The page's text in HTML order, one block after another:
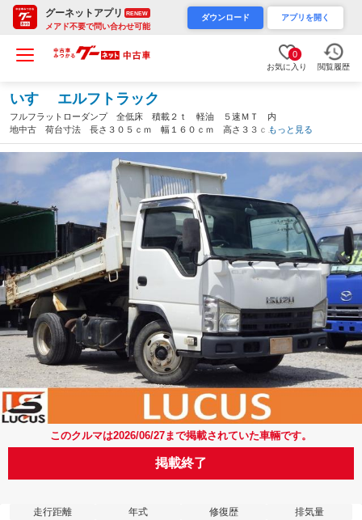
グーネットアプリ RENEW
メアド不要で問い合わせ可能
ダウンロード アプリを開く
0
お気に入り 閲覧履歴
いすゞ エルフトラック
フルフラットローダンプ 全低床 積載２ｔ 軽油 ５速ＭＴ 内
地中古 荷台寸法 長さ３０５ｃｍ 幅１６０ｃｍ 高さ３３ｃ
ｍ ＰＳ ＰＷ 坂道発進補助装置 ＥＴＣ キーレス メッキパ
ーツ 新品シートカバー ラジオ（沖縄県）
もっと見る
このクルマは2026/06/27まで掲載されていた車輛です。
掲載終了
走行距離 年式 修復歴 排気量